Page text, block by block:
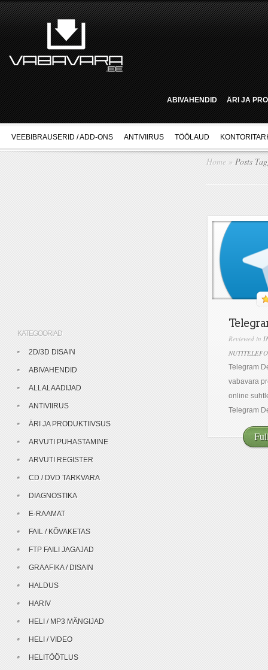
ABIVAHENDID ÄRI JA
VEEBIBRAUSERID / ADD-ONS ANTIVIIRUS TÖÖLAUD
Home » Posts
Reviewed in
Telegram
vabavara
online
Telegram
KATEGOORIAD
2D/3D DISAIN
ABIVAHENDID
ALLALAADIJAD
ANTIVIIRUS
ÄRI JA PRODUKTIIVSUS
ARVUTI PUHASTAMINE
ARVUTI REGISTER
CD / DVD TARKVARA
DIAGNOSTIKA
E-RAAMAT
FAIL / KÕVAKETAS
FTP FAILI JAGAJAD
GRAAFIKA / DISAIN
HALDUS
HARIV
HELI / MP3 MÄNGIJAD
HELI / VIDEO
HELITÖÖTLUS